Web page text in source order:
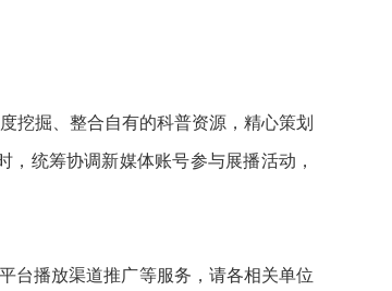
挖掘、整合自有的科普资源，精心策划
统筹协调新媒体账号参与展播活动，
台播放渠道推广等服务，请各相关单位